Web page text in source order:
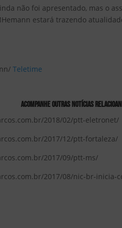
não foi apresentado, mas o
estará trazendo
Teletime
ACOMPANHE OUTRAS NOTÍCIAS
2018/02/ptt-eletronet/
2017/12/ptt-fortaleza/
2017/09/ptt-ms/
2017/08/nic-br-inicia-